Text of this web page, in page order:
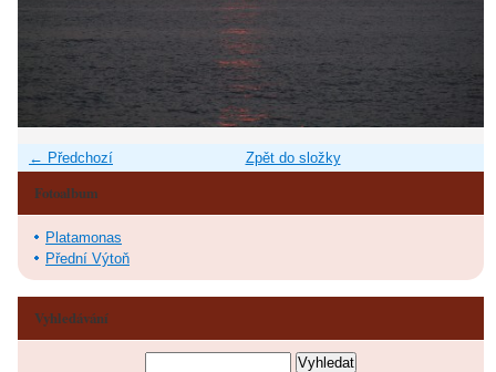
← Předchozí Zpět do složky
Fotoalbum
Platamonas
Přední Výtoň
Vyhledávání